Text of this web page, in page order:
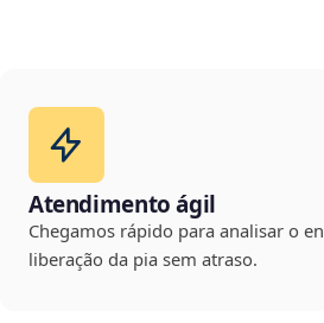
Atendimento ágil
Chegamos rápido para analisar o
liberação da pia sem atraso.